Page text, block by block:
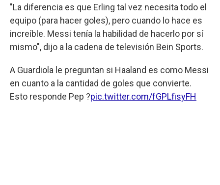
"La diferencia es que Erling tal vez necesita todo el
equipo (para hacer goles), pero cuando lo hace es
increíble. Messi tenía la habilidad de hacerlo por sí
mismo", dijo a la cadena de televisión Bein Sports.
A Guardiola le preguntan si Haaland es como Messi
en cuanto a la cantidad de goles que convierte.
Esto responde Pep ?pic.twitter.com/fGPLfisyFH